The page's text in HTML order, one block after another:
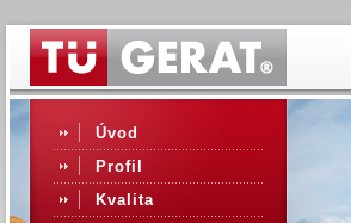
Úvod
Profil
Kvalita